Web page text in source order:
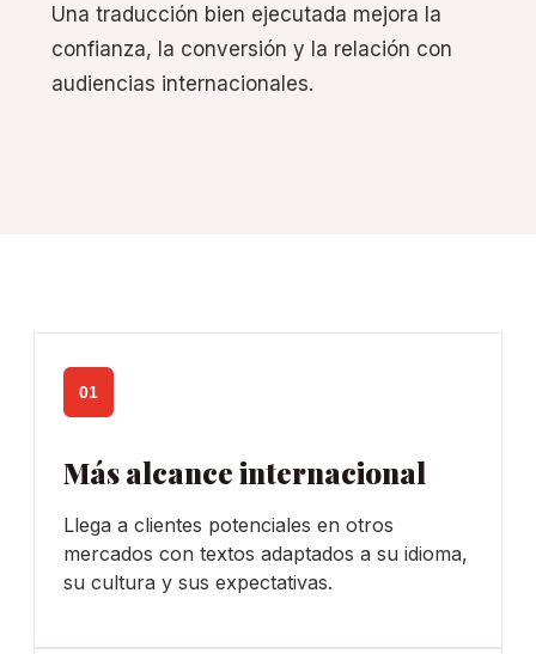
Una traducción bien ejecutada mejora la
confianza, la conversión y la relación con
audiencias internacionales.
01
Más alcance internacional
Llega a clientes potenciales en otros
mercados con textos adaptados a su idioma,
su cultura y sus expectativas.